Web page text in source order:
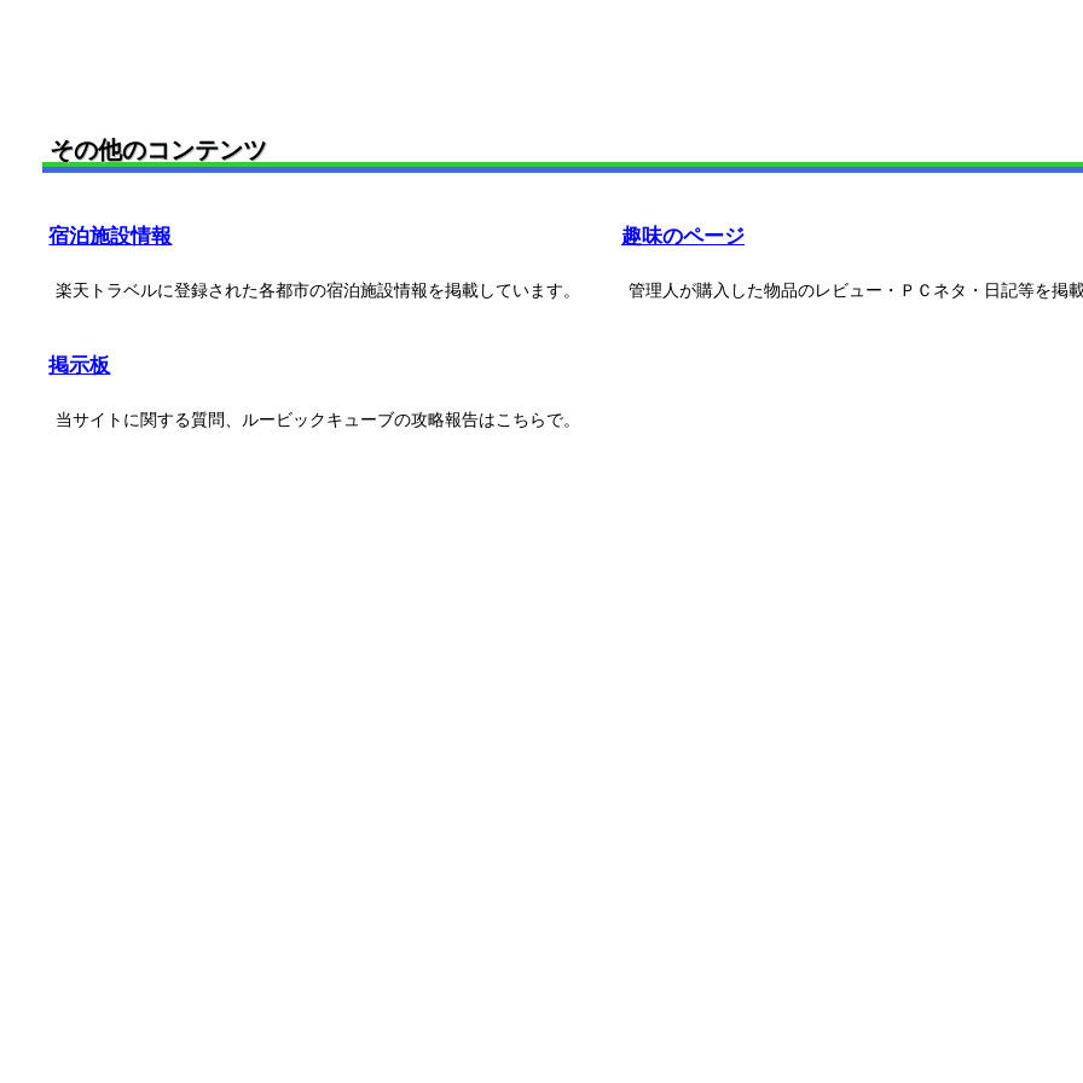
その他のコンテンツ
宿泊施設情報
楽天トラベルに登録された各都市の宿泊施設情報を掲載しています。
趣味のページ
管理人が購入した物品のレビュー・ＰＣネタ・日記等を掲
掲示板
当サイトに関する質問、ルービックキューブの攻略報告はこちらで。